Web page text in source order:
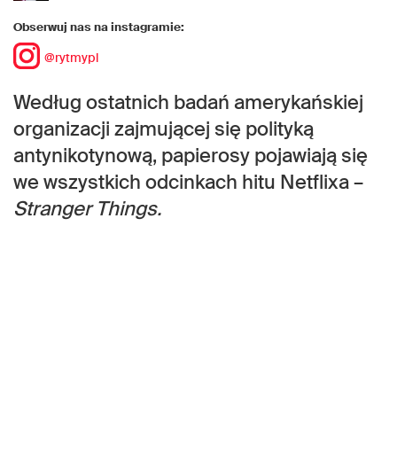
Obserwuj nas na instagramie:
@rytmypl
Według ostatnich badań amerykańskiej
organizacji zajmującej się polityką
antynikotynową, papierosy pojawiają się
we wszystkich odcinkach hitu Netflixa –
Stranger Things.